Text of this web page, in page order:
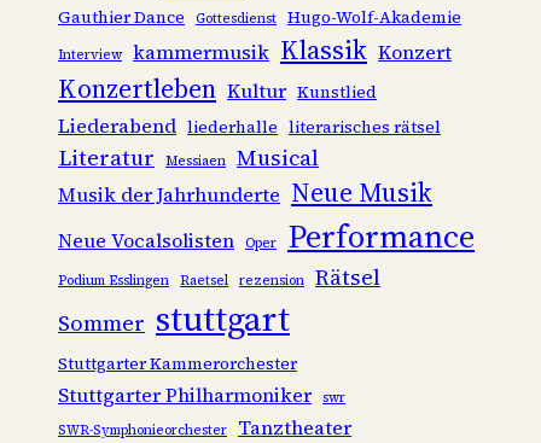
Gauthier Dance
Gottesdienst Hugo-Wolf-Akademie
Interview kammermusik Klassik Konzert
Konzertleben Kultur Kunstlied
Liederabend liederhalle literarisches rätsel
Literatur Messiaen Musical
Musik der Jahrhunderte Neue Musik
Neue Vocalsolisten Oper Performance
Podium Esslingen Raetsel rezension Rätsel
Sommer stuttgart
Stuttgarter Kammerorchester
Stuttgarter Philharmoniker swr
SWR-Symphonieorchester
Tanztheater